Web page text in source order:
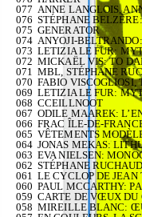
077 ANNE LANGLOIS,
076 STÉPHANE
075 GENERATOR
074 ANYOJI-
073 LETIZIA LE FUR:
072 MICKAËL VIS: TO
071 MBL, STÉPHANE
070 FABIO VISCOGLIOSI,
069 LETIZIA LE FUR:
068 CCEILLNOOT
067 ODILE MAAREK:
066 FRAC ÎLE-DE-
065 VÊTEMENTS
064 JONAS MEKAS:
063 EVA NIELSEN:
062 STÉPHANE
061 LE CYCLOP DE JEAN
060 PAUL MCCARTHY:
059 CARTE DE VŒUX DU
058 MIREILLE BLANC: